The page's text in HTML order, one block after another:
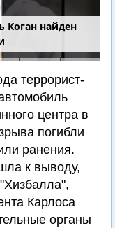
Коган найден
террорист-
центра в
погибли
ранения.
к выводу,
Карлоса
органы